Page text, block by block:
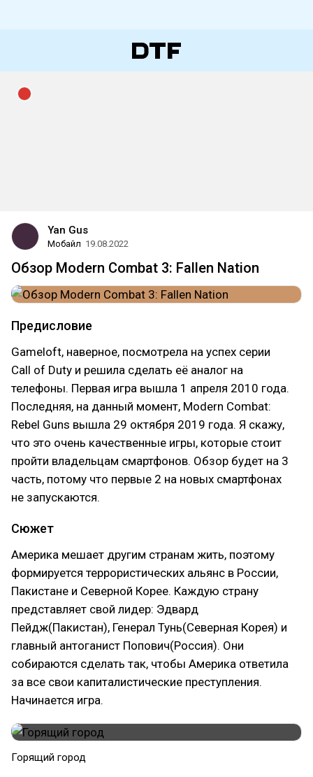
Yan Gus
Мобайл 19.08.2022
Обзор Modern Combat 3: Fallen Nation
Предисловие
Gameloft, наверное, посмотрела на успех серии
Call of Duty и решила сделать её аналог на
телефоны. Первая игра вышла 1 апреля 2010 года.
Последняя, на данный момент, Modern Combat:
Rebel Guns вышла 29 октября 2019 года. Я скажу,
что это очень качественные игры, которые стоит
пройти владельцам смартфонов. Обзор будет на 3
часть, потому что первые 2 на новых смартфонах
не запускаются.
Сюжет
Америка мешает другим странам жить, поэтому
формируется террористических альянс в России,
Пакистане и Северной Корее. Каждую страну
представляет свой лидер: Эдвард
Пейдж(Пакистан), Генерал Тунь(Северная Корея) и
главный антоганист Попович(Россия). Они
собираются сделать так, чтобы Америка ответила
за все свои капиталистические преступления.
Начинается игра.
Горящий город